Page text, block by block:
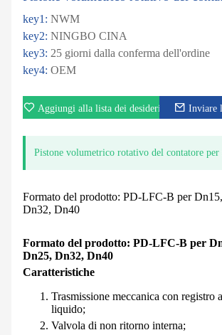
key1: NWM
key2: NINGBO CINA
key3: 25 giorni dalla conferma dell'ordine
key4: OEM
Aggiungi alla lista dei desideri Inviare
Pistone volumetrico rotativo del contatore per
Formato del prodotto: PD-LFC-B per
Dn32, Dn40
Formato del prodotto: PD-LFC-B per
Dn25, Dn32, Dn40
Caratteristiche
Trasmissione meccanica con registro
liquido;
Valvola di non ritorno interna;